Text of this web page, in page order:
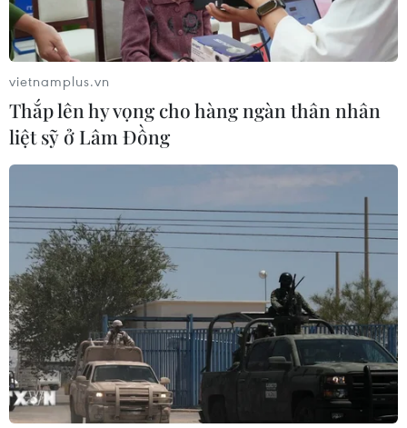
04/08/2026 22:41
CƠ QUAN CHỦ QUẢN: THÔNG TẤN XÃ VIỆT NAM
Tổng Biên tập: TRẦN TIẾN DUẨN
Phó Tổng Biên tập: NGUYỄN THỊ TÁM, KHÚC THANH
THỦY
Sở hữu trí tuệ
Quy định sử dụng
RSS
Hỗ trợ
Ngôn ngữ
vietnamplus.vn
Thắp lên hy vọng cho hàng ngàn thân nhân
liệt sỹ ở Lâm Đồng